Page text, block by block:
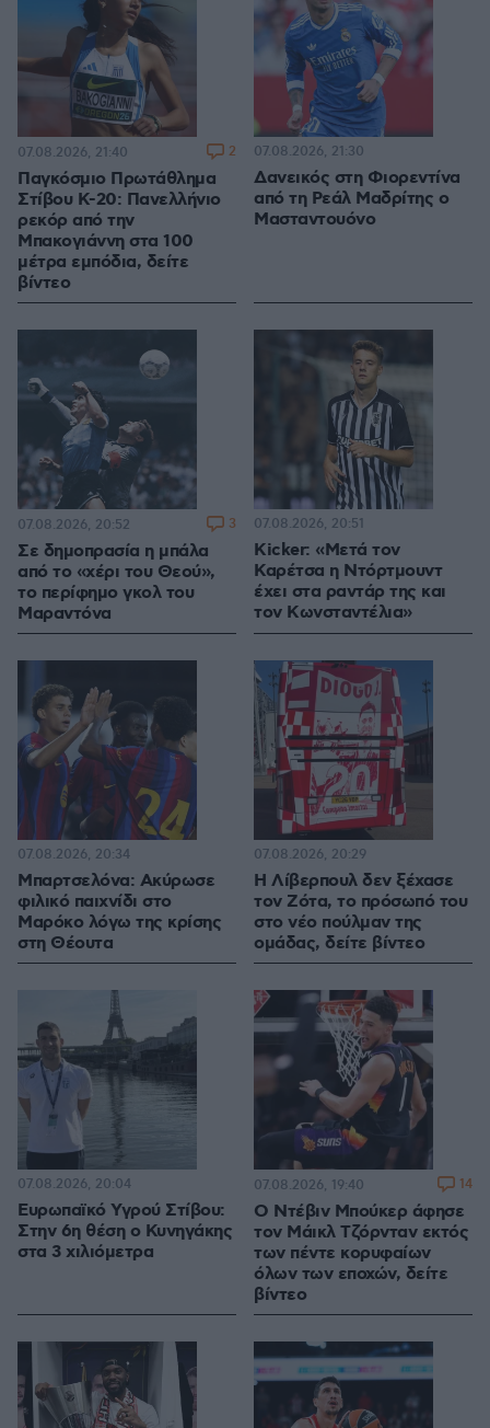
Παγκόσμιο Πρωτάθλημα
Στίβου Κ-20: Πανελλήνιο
ρεκόρ από την
Μπακογιάννη στα 100
μέτρα εμπόδια, δείτε
βίντεο
07.08.2026, 21:40 2
Δανεικός στη Φιορεντίνα
από τη Ρεάλ Μαδρίτης ο
Μασταντουόνο
07.08.2026, 21:30
Σε δημοπρασία η μπάλα
από το «χέρι του Θεού»,
το περίφημο γκολ του
Μαραντόνα
07.08.2026, 20:52 3
Kicker: «Μετά τον
Καρέτσα η Ντόρτμουντ
έχει στα ραντάρ της και
τον Κωνσταντέλια»
07.08.2026, 20:51
Μπαρτσελόνα: Ακύρωσε
φιλικό παιχνίδι στο
Μαρόκο λόγω της κρίσης
στη Θέουτα
07.08.2026, 20:34
Η Λίβερπουλ δεν ξέχασε
τον Ζότα, το πρόσωπό του
στο νέο πούλμαν της
ομάδας, δείτε βίντεο
07.08.2026, 20:29
Ευρωπαϊκό Υγρού Στίβου:
Στην 6η θέση ο Κυνηγάκης
στα 3 χιλιόμετρα
07.08.2026, 20:04
Ο Ντέβιν Μπούκερ άφησε
τον Μάικλ Τζόρνταν εκτός
των πέντε κορυφαίων
όλων των εποχών, δείτε
βίντεο
07.08.2026, 19:40 14